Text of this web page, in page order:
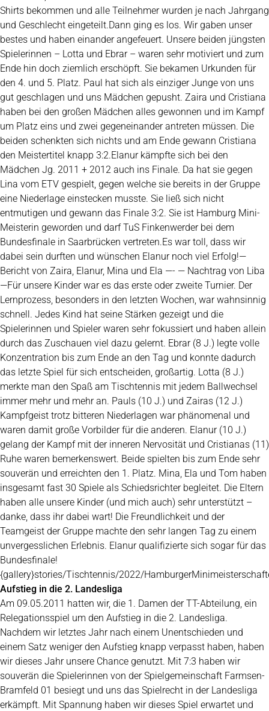
Shirts bekommen und alle Teilnehmer wurden je nach Jahrgang
und Geschlecht eingeteilt.Dann ging es los. Wir gaben unser
bestes und haben einander angefeuert. Unsere beiden jüngsten
Spielerinnen – Lotta und Ebrar – waren sehr motiviert und zum
Ende hin doch ziemlich erschöpft. Sie bekamen Urkunden für
den 4. und 5. Platz. Paul hat sich als einziger Junge von uns
gut geschlagen und uns Mädchen gepusht. Zaira und Cristiana
haben bei den großen Mädchen alles gewonnen und im Kampf
um Platz eins und zwei gegeneinander antreten müssen. Die
beiden schenkten sich nichts und am Ende gewann Cristiana
den Meistertitel knapp 3:2.Elanur kämpfte sich bei den
Mädchen Jg. 2011 + 2012 auch ins Finale. Da hat sie gegen
Lina vom ETV gespielt, gegen welche sie bereits in der Gruppe
eine Niederlage einstecken musste. Sie ließ sich nicht
entmutigen und gewann das Finale 3:2. Sie ist Hamburg Mini-
Meisterin geworden und darf TuS Finkenwerder bei dem
Bundesfinale in Saarbrücken vertreten.Es war toll, dass wir
dabei sein durften und wünschen Elanur noch viel Erfolg!—
Bericht von Zaira, Elanur, Mina und Ela —- — Nachtrag von Liba
—Für unsere Kinder war es das erste oder zweite Turnier. Der
Lernprozess, besonders in den letzten Wochen, war wahnsinnig
schnell. Jedes Kind hat seine Stärken gezeigt und die
Spielerinnen und Spieler waren sehr fokussiert und haben allein
durch das Zuschauen viel dazu gelernt. Ebrar (8 J.) legte volle
Konzentration bis zum Ende an den Tag und konnte dadurch
das letzte Spiel für sich entscheiden, großartig. Lotta (8 J.)
merkte man den Spaß am Tischtennis mit jedem Ballwechsel
immer mehr und mehr an. Pauls (10 J.) und Zairas (12 J.)
Kampfgeist trotz bitteren Niederlagen war phänomenal und
waren damit große Vorbilder für die anderen. Elanur (10 J.)
gelang der Kampf mit der inneren Nervosität und Cristianas (11)
Ruhe waren bemerkenswert. Beide spielten bis zum Ende sehr
souverän und erreichten den 1. Platz. Mina, Ela und Tom haben
insgesamt fast 30 Spiele als Schiedsrichter begleitet. Die Eltern
haben alle unsere Kinder (und mich auch) sehr unterstützt –
danke, dass ihr dabei wart! Die Freundlichkeit und der
Teamgeist der Gruppe machte den sehr langen Tag zu einem
unvergesslichen Erlebnis. Elanur qualifizierte sich sogar für das
Bundesfinale!
{gallery}stories/Tischtennis/2022/
Aufstieg in die 2. Landesliga
Am 09.05.2011 hatten wir, die 1. Damen der TT-Abteilung, ein
Relegationsspiel um den Aufstieg in die 2. Landesliga.
Nachdem wir letztes Jahr nach einem Unentschieden und
einem Satz weniger den Aufstieg knapp verpasst haben, haben
wir dieses Jahr unsere Chance genutzt. Mit 7:3 haben wir
souverän die Spielerinnen von der Spielgemeinschaft Farmsen-
Bramfeld 01 besiegt und uns das Spielrecht in der Landesliga
erkämpft. Mit Spannung haben wir dieses Spiel erwartet und